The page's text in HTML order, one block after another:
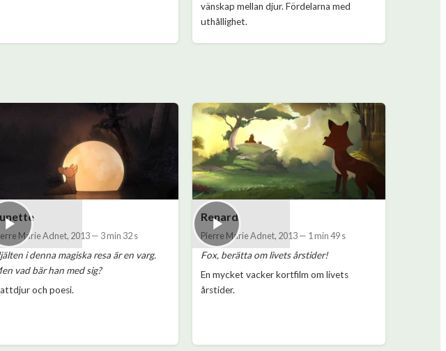
vänskap mellan djur. Fördelarna med
uthållighet.
Marie Adnet, 2013— 3 min 32 s
i denna magiska resa är en varg.
vad bär han med sig?
och poesi.
Renard
Pierre Marie Adnet, 2013— 1 min 49 s
Fox, berätta om livets årstider!
En mycket vacker kortfilm om livets
årstider.